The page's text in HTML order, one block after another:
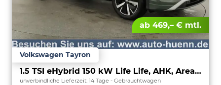
ab 469,– € mtl.
Volkswagen Tayron
1.5 TSI eHybrid 150 kW Life Life, AHK, AreaView, Side, Navi, Winter, 5-J. Garantie
unverbindliche Lieferzeit: 14 Tage Gebrauchtwagen